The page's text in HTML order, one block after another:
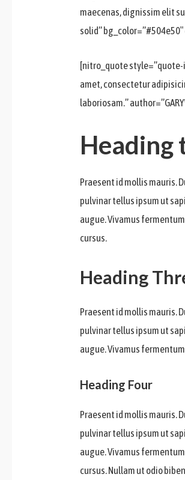
maecenas, dignissim elit
solid”
[nitro_quote style=”quote-
amet, consectetur
laboriosam.”
Heading
Praesent id mollis mauris.
pulvinar tellus ipsum ut
augue. Vivamus
cursus.
Heading
Praesent id mollis mauris.
pulvinar tellus ipsum ut
augue. Vivamus
Heading Four
Praesent id mollis mauris.
pulvinar tellus ipsum ut
augue. Vivamus
cursus. Nullam ut odio